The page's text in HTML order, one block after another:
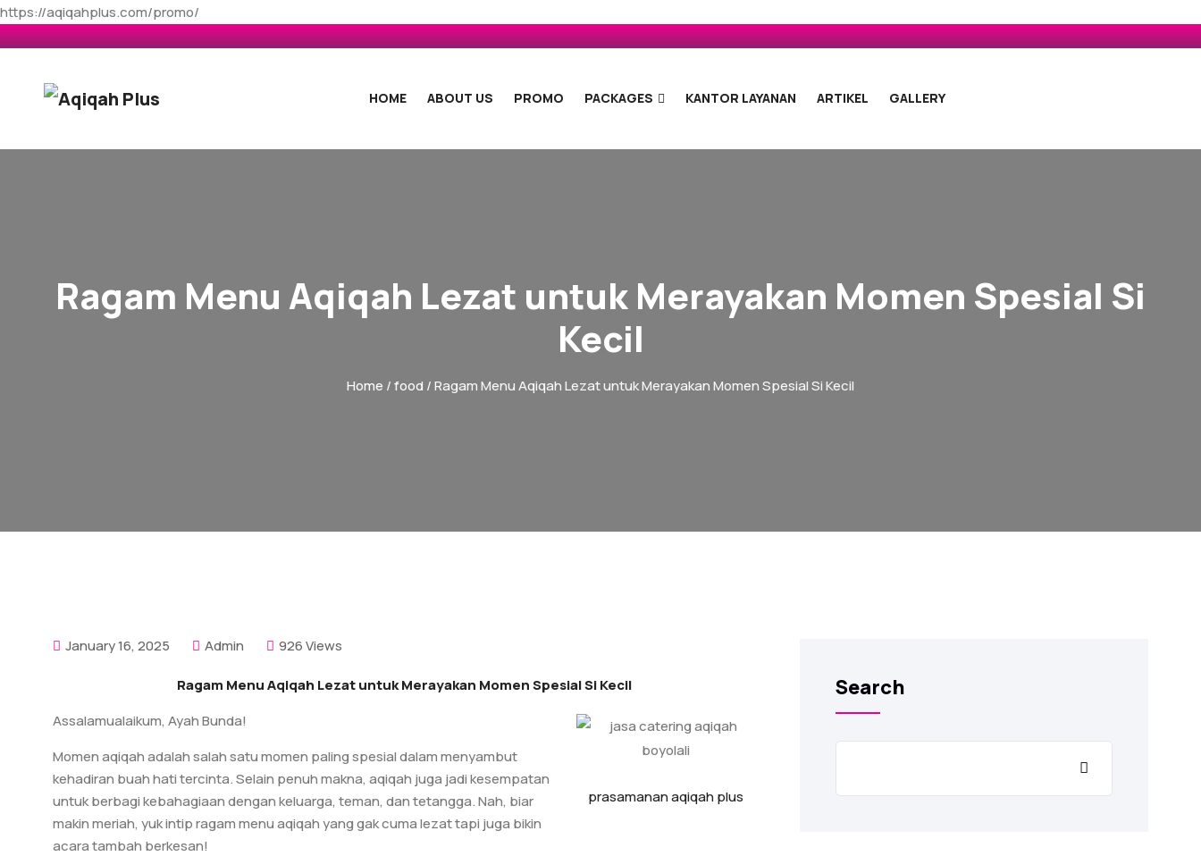
https://aqiqahplus.com/promo/
HOME ABOUT US PROMO PACKAGES KANTOR LAYANAN ARTIKEL GALLERY
Ragam Menu Aqiqah Lezat untuk Merayakan Momen Spesial Si
Kecil
Home /food / Ragam Menu Aqiqah Lezat untuk Merayakan Momen Spesial Si Kecil
January 16, 2025 Admin 926 Views
Ragam Menu Aqiqah Lezat untuk Merayakan Momen Spesial Si Kecil
prasamanan aqiqah plus
Assalamualaikum, Ayah Bunda!
Momen aqiqah adalah salah satu momen paling spesial dalam menyambut
kehadiran buah hati tercinta. Selain penuh makna, aqiqah juga jadi kesempatan
untuk berbagi kebahagiaan dengan keluarga, teman, dan tetangga. Nah, biar
makin meriah, yuk intip ragam menu aqiqah yang gak cuma lezat tapi juga bikin
acara tambah berkesan!
Search